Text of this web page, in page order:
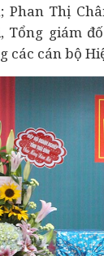
Phan Thị
Tổng giám
các cán bộ